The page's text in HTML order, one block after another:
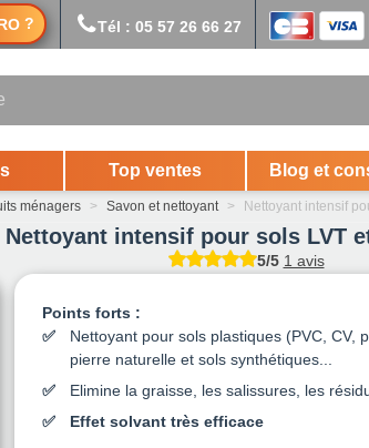
? Tél : 05 57 26 66 27
Top ventes Blog et
ménagers > Savon et nettoyant > Nettoyant intensif
Nettoyant intensif pour sols LVT
5/5 1 avis
Points forts :
Nettoyant pour sols plastiques (PVC, CV,
pierre naturelle et sols synthétiques...
Elimine la graisse, les salissures, les
Effet solvant très efficace